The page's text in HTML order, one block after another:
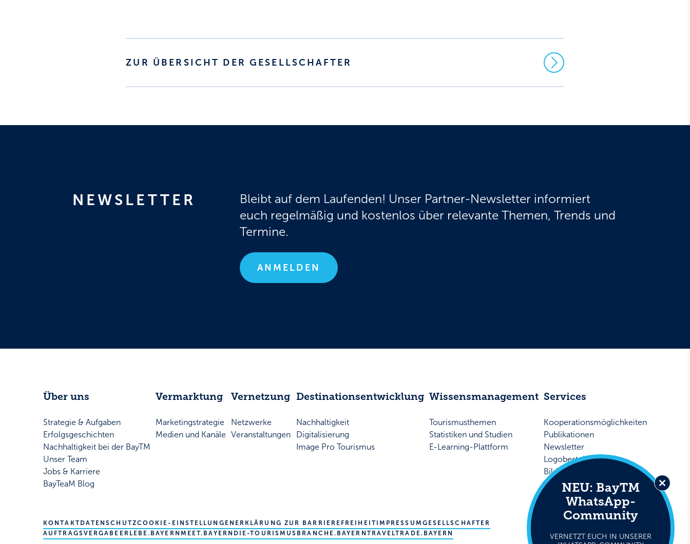
ZUR ÜBERSICHT DER GESELLSCHAFTER
NEWSLETTER
Bleibt auf dem Laufenden! Unser Partner-Newsletter informiert
euch regelmäßig und kostenlos über relevante Themen, Trends und
Termine.
ANMELDEN
Über uns
Strategie & Aufgaben
Erfolgsgeschichten
Nachhaltigkeit bei der BayTM
Unser Team
Jobs & Karriere
BayTeaM Blog
Vermarktung
Marketingstrategie
Medien und Kanäle
Vernetzung
Netzwerke
Veranstaltungen
Destinationsentwicklung
Nachhaltigkeit
Digitalisierung
Image Pro Tourismus
Wissensmanagement
Tourismusthemen
Statistiken und Studien
E-Learning-Plattform
Services
Kooperationsmöglichkeiten
Publikationen
Newsletter
Logobestellung
Bildarchiv
Presse
KONTAKT DATENSCHUTZCOOKIE-EINSTELLUNGEN ERKLÄRUNG ZUR BARRIEREFREIHEIT IMPRESSUM GESELLSCHAFTER
AUFTRAGSVERGABE ERLEBE.BAYERN MEET.BAYERN DIE-TOURISMUSBRANCHE.BAYERN TRAVELTRADE.BAYERN
LinkedInFacebook WhatsApp
© Bayern Tourismus Marketing GmbH
Close
this
NEU: BayTM
WhatsApp-
Community
VERNETZT EUCH IN UNSERER